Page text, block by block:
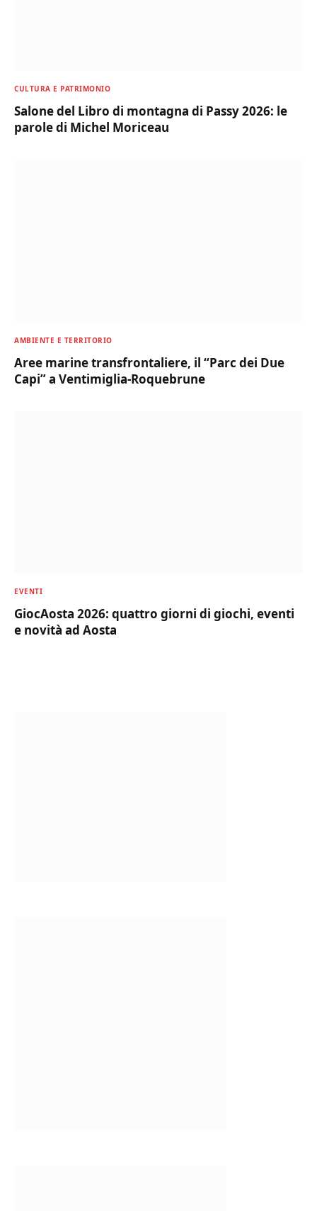
CULTURA E PATRIMONIO
Salone del Libro di montagna di Passy 2026: le
parole di Michel Moriceau
AMBIENTE E TERRITORIO
Aree marine transfrontaliere, il “Parc dei Due
Capi” a Ventimiglia-Roquebrune
EVENTI
GiocAosta 2026: quattro giorni di giochi, eventi
e novità ad Aosta